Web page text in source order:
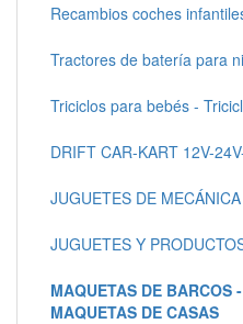
Recambios coches
Tractores de batería para
Triciclos para bebés -
DRIFT CAR-KART 12V-
JUGUETES DE
JUGUETES Y
MAQUETAS DE BARCOS
MAQUETAS DE CASAS